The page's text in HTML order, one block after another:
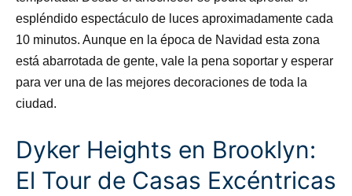
espléndido espectáculo de luces aproximadamente cada
10 minutos. Aunque en la época de Navidad esta zona
está abarrotada de gente, vale la pena soportar y esperar
para ver una de las mejores decoraciones de toda la
ciudad.
Dyker Heights en Brooklyn:
El Tour de Casas Excéntricas